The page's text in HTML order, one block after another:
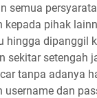
semua
kepada pihak
hingga dipanggil
sekitar setengah
tanpa adanya
dan